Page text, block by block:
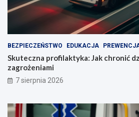
BEZPIECZEŃSTWO EDUKACJA
Skuteczna profilaktyka: Jak chronić
zagrożeniami
7 sierpnia 2026